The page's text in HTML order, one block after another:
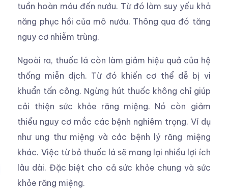
tuần hoàn máu đến nướu. Từ đó làm suy yếu khả
năng phục hồi của mô nướu. Thông qua đó tăng
nguy cơ nhiễm trùng.
Ngoài ra, thuốc lá còn làm giảm hiệu quả của hệ
thống miễn dịch. Từ đó khiến cơ thể dễ bị vi
khuẩn tấn công. Ngừng hút thuốc không chỉ giúp
cải thiện sức khỏe răng miệng. Nó còn giảm
thiểu nguy cơ mắc các bệnh nghiêm trọng. Ví dụ
như ung thư miệng và các bệnh lý răng miệng
khác. Việc từ bỏ thuốc lá sẽ mang lại nhiều lợi ích
lâu dài. Đặc biệt cho cả sức khỏe chung và sức
khỏe răng miệng.